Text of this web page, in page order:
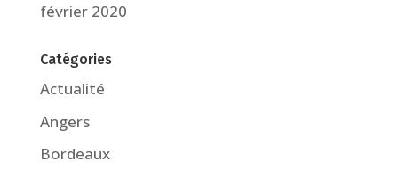
février 2020
Catégories
Actualité
Angers
Bordeaux